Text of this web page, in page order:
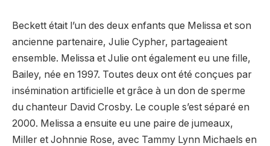
Beckett était l’un des deux enfants que Melissa et son
ancienne partenaire, Julie Cypher, partageaient
ensemble. Melissa et Julie ont également eu une fille,
Bailey, née en 1997. Toutes deux ont été conçues par
insémination artificielle et grâce à un don de sperme
du chanteur David Crosby. Le couple s’est séparé en
2000. Melissa a ensuite eu une paire de jumeaux,
Miller et Johnnie Rose, avec Tammy Lynn Michaels en